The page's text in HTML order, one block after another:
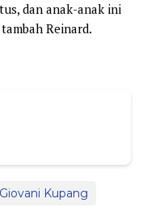
dan anak-anak ini
Reinard.
Kupang